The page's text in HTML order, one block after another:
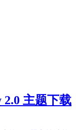
2.0 主题下载